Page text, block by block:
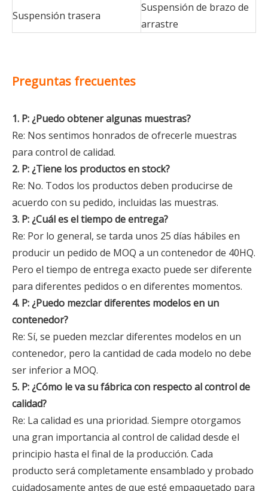
Suspensión trasera
Suspensión de brazo de
arrastre
Preguntas frecuentes
1. P: ¿Puedo obtener algunas muestras?
Re: Nos sentimos honrados de ofrecerle muestras
para control de calidad.
2. P: ¿Tiene los productos en stock?
Re: No. Todos los productos deben producirse de
acuerdo con su pedido, incluidas las muestras.
3. P: ¿Cuál es el tiempo de entrega?
Re: Por lo general, se tarda unos 25 días hábiles en
producir un pedido de MOQ a un contenedor de 40HQ.
Pero el tiempo de entrega exacto puede ser diferente
para diferentes pedidos o en diferentes momentos.
4. P: ¿Puedo mezclar diferentes modelos en un
contenedor?
Re: Sí, se pueden mezclar diferentes modelos en un
contenedor, pero la cantidad de cada modelo no debe
ser inferior a MOQ.
5. P: ¿Cómo le va su fábrica con respecto al control de
calidad?
Re: La calidad es una prioridad. Siempre otorgamos
una gran importancia al control de calidad desde el
principio hasta el final de la producción. Cada
producto será completamente ensamblado y probado
cuidadosamente antes de que esté empaquetado para